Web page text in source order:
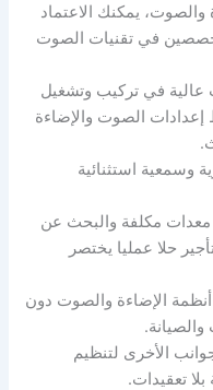
يمكنك الاعتماد
في تقنيات الصوت
عالية في تركيب وتشغيل
إعدادات الصوت والإضاءة
وسمعية استثنائية
معدات مكلفة والبحث عن
حلا عمليا يختصر
الإضاءة والصوت دون
الأخرى لتنظيم
تعقيدات.